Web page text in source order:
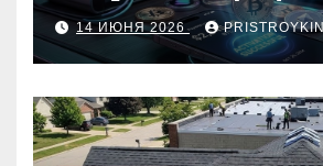
банков с
USDT
14 ИЮНЯ 2026